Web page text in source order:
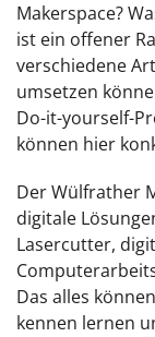
Makerspace?
ist ein offener
verschiedene
umsetzen
Do-it-yourself-
können hier
Der Wülfrather
digitale
Lasercutter,
Das alles
kennen lernen